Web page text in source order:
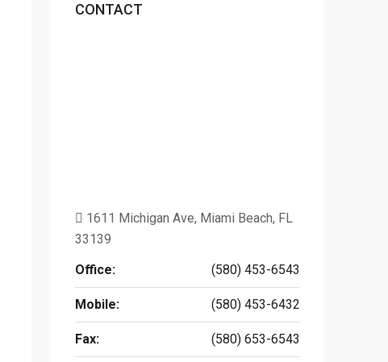
CONTACT
1611 Michigan Ave, Miami Beach, FL
33139
Office:
(580) 453-6543
Mobile: (580) 453-6432
Fax: (580) 653-6543